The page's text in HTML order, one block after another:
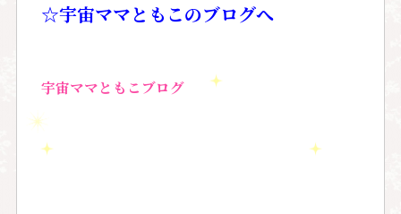
☆宇宙ママともこのブログへ
宇宙ママともこブログ